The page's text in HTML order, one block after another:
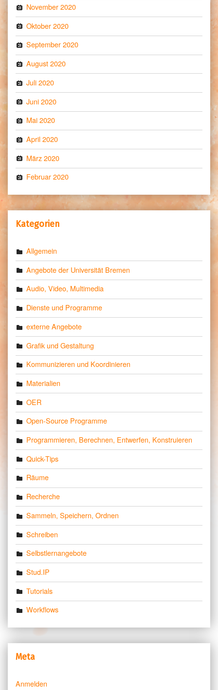
November 2020
Oktober 2020
September 2020
August 2020
Juli 2020
Juni 2020
Mai 2020
April 2020
März 2020
Februar 2020
Kategorien
Allgemein
Angebote der Universität Bremen
Audio, Video, Multimedia
Dienste und Programme
externe Angebote
Grafik und Gestaltung
Kommunizieren und Koordinieren
Materialien
OER
Open-Source Programme
Programmieren, Berechnen, Entwerfen, Konstruieren
Quick-Tips
Räume
Recherche
Sammeln, Speichern, Ordnen
Schreiben
Selbstlernangebote
Stud.IP
Tutorials
Workflows
Meta
Anmelden